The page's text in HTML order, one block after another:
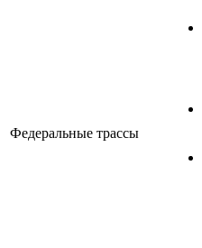
Федеральные трассы